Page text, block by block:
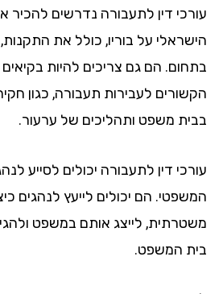
דין לתעבורה נדרשים להכיר את
על בוריו, כולל את התקנות,
הם גם צריכים להיות בקיאים
לעבירות תעבורה, כגון חקירות
משפט ותהליכים של ערעור.
דין לתעבורה יכולים לסייע
הם יכולים לייעץ לנהגים כיצד
לייצג אותם במשפט ולהגיש
המשפט.